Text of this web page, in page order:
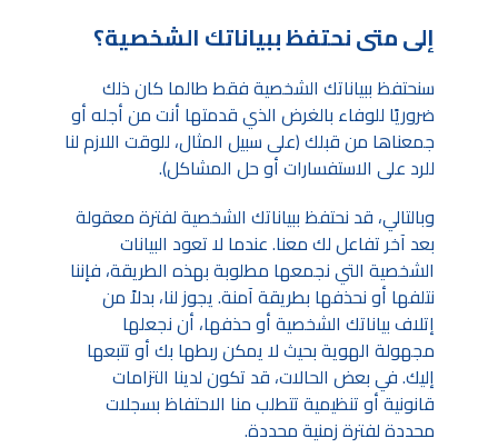
إلى متى نحتفظ ببياناتك الشخصية؟
سنحتفظ ببياناتك الشخصية فقط طالما كان ذلك
ضروريًا للوفاء بالغرض الذي قدمتها أنت من أجله أو
جمعناها من قبلك (على سبيل المثال، للوقت اللازم لنا
للرد على الاستفسارات أو حل المشاكل).
وبالتالي، قد نحتفظ ببياناتك الشخصية لفترة معقولة
بعد آخر تفاعل لك معنا. عندما لا تعود البيانات
الشخصية التي نجمعها مطلوبة بهذه الطريقة، فإننا
نتلفها أو نحذفها بطريقة آمنة. يجوز لنا، بدلاً من
إتلاف بياناتك الشخصية أو حذفها، أن نجعلها
مجهولة الهوية بحيث لا يمكن ربطها بك أو تتبعها
إليك. في بعض الحالات، قد تكون لدينا التزامات
قانونية أو تنظيمية تتطلب منا الاحتفاظ بسجلات
محددة لفترة زمنية محددة.